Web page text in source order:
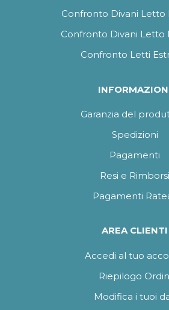
Confronto Divani Letto
Confronto Divani Letto
Confronto Letti
Garanzia del
Spedizioni
Pagamenti
Resi e Rimborsi
Pagamenti
AREA CLIENTI
Accedi al tuo
Riepilogo
Modifica i tuoi